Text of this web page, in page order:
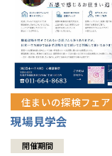
住まいの探検フェア
現場見学会
開催期間
札幌
道央
道北
道南
東北
青森
秋田
岩手
甲信越・北陸
新潟
山梨
関東
東京
東海
札幌
道央
道北
道南
東北
青森県
秋田県
岩手県
甲信越・北陸
新潟県
山梨県
関東
東京都
東海